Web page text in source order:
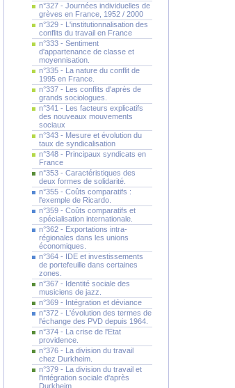
n°327 - Journées individuelles de
grèves en France, 1952 / 2000
n°329 - L'institutionnalisation des
conflits du travail en France
n°333 - Sentiment
d'appartenance de classe et
moyennisation.
n°335 - La nature du conflit de
1995 en France.
n°337 - Les conflits d'après de
grands sociologues.
n°341 - Les facteurs explicatifs
des nouveaux mouvements
sociaux
n°343 - Mesure et évolution du
taux de syndicalisation
n°348 - Principaux syndicats en
France
n°353 - Caractéristiques des
deux formes de solidarité.
n°355 - Coûts comparatifs :
l'exemple de Ricardo.
n°359 - Coûts comparatifs et
spécialisation internationale.
n°362 - Exportations intra-
régionales dans les unions
économiques.
n°364 - IDE et investissements
de portefeuille dans certaines
zones.
n°367 - Identité sociale des
musiciens de jazz.
n°369 - Intégration et déviance
n°372 - L'évolution des termes de
l'échange des PVD depuis 1964.
n°374 - La crise de l'Etat
providence.
n°376 - La division du travail
chez Durkheim.
n°379 - La division du travail et
l'intégration sociale d'après
Durkheim.